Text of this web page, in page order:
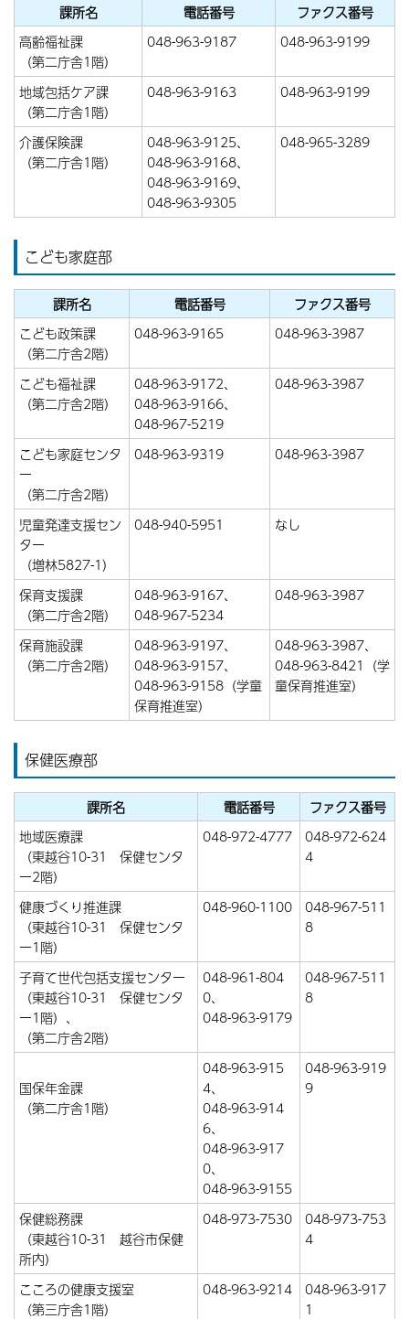
課所名 電話番号
ファクス番号
高齢福祉課
（第二庁舎1階）
048-963-9187 048-963-9199
地域包括ケア課
（第二庁舎1階）
048-963-9163 048-963-9199
介護保険課
（第二庁舎1階）
048-963-9125、
048-963-9168、
048-963-9169、
048-963-9305
048-965-3289
こども家庭部
課所名 電話番号
ファクス番号
こども政策課
（第二庁舎2階）
048-963-9165 048-963-3987
こども福祉課
（第二庁舎2階）
048-963-9172、
048-963-9166、
048-967-5219
048-963-3987
こども家庭センタ
ー
（第二庁舎2階）
048-963-9319 048-963-3987
児童発達支援セン
ター
（増林5827-1）
048-940-5951 なし
保育支援課
（第二庁舎2階）
048-963-9167、
048-967-5234
048-963-3987
保育施設課
（第二庁舎2階）
048-963-9197、
048-963-9157、
048-963-9158（学童
保育推進室）
048-963-3987、
048-963-8421（学
童保育推進室）
保健医療部
課所名 電話番号
ファクス番号
地域医療課
（東越谷10-31 保健センタ
ー2階）
048-972-4777
048-972-624
4
健康づくり推進課
（東越谷10-31 保健センタ
ー1階）
048-960-1100
048-967-511
8
子育て世代包括支援センター
（東越谷10-31 保健センタ
ー1階）、
（第二庁舎2階）
048-961-804
0、
048-963-9179
048-967-511
8
国保年金課
（第二庁舎1階）
048-963-915
4、
048-963-914
6、
048-963-917
0、
048-963-9155
048-963-919
9
保健総務課
（東越谷10-31 越谷市保健
所内）
048-973-7530
048-973-753
4
こころの健康支援室
（第三庁舎1階）
048-963-9214
048-963-917
1